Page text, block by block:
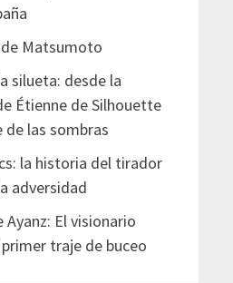
Matsumoto
silueta: desde la
Étienne de Silhouette
de las sombras
la historia del tirador
adversidad
El visionario
traje de buceo